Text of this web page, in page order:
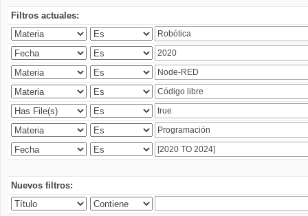
Filtros actuales:
Nuevos filtros: